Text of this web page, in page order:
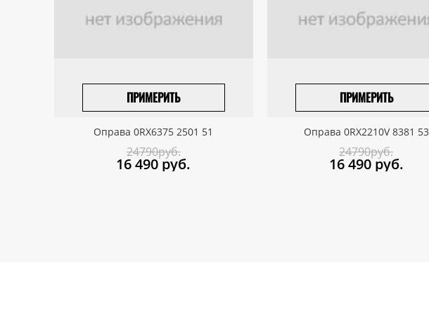
ПРИМЕРИТЬ
ПРИВЕЗТИ ПОД ЗАКАЗ
Оправа 0RX6375 2501 51
24790руб.
16 490 руб.
ПРИМЕРИТЬ
ПРИВЕЗТИ ПОД ЗАКАЗ
Оправа 0RX2210V 8381 53
24790руб.
16 490 руб.